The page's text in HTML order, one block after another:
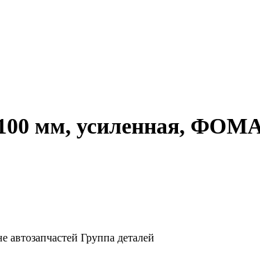
мм, усиленная,
автозапчастей Группа деталей